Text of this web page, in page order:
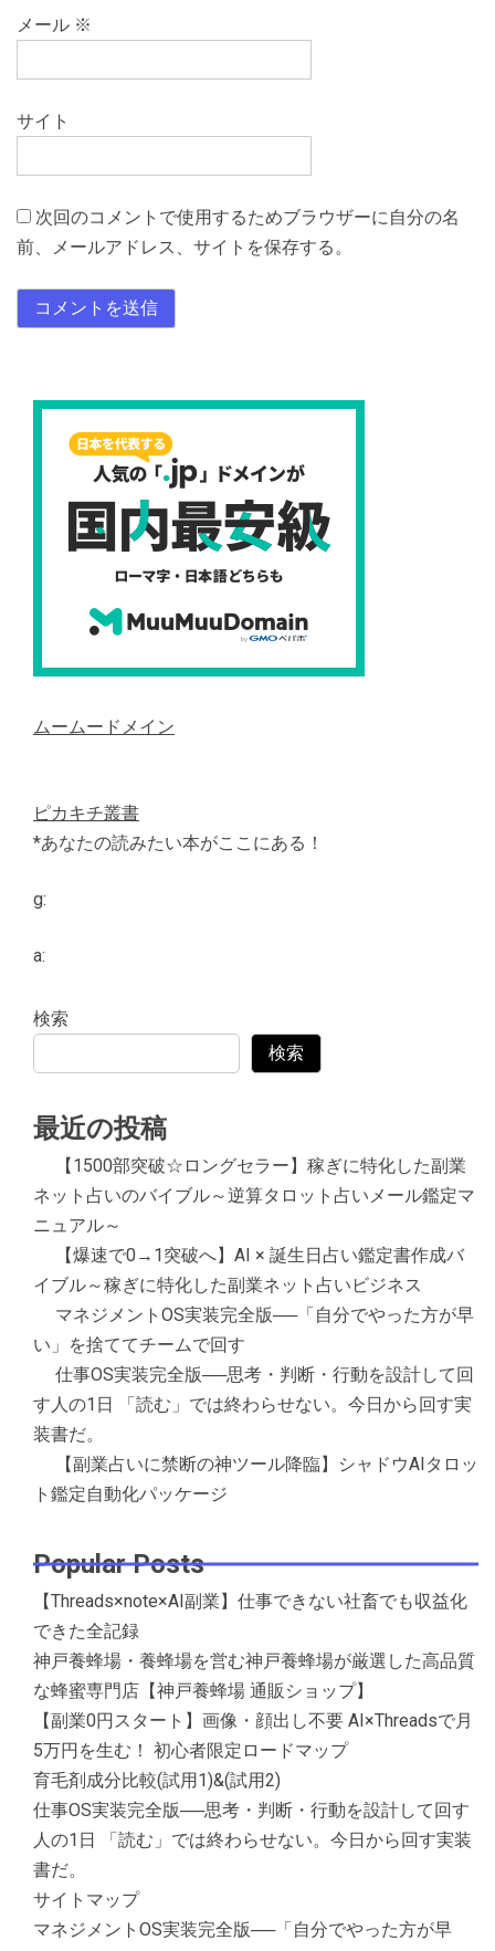
メール ※
サイト
次回のコメントで使用するためブラウザーに自分の名
前、メールアドレス、サイトを保存する。
ムームードメイン
ピカキチ叢書
*あなたの読みたい本がここにある！
g:
a:
検索
検索
最近の投稿
【1500部突破☆ロングセラー】稼ぎに特化した副業
ネット占いのバイブル～逆算タロット占いメール鑑定マ
ニュアル～
【爆速で0→1突破へ】AI × 誕生日占い鑑定書作成バ
イブル～稼ぎに特化した副業ネット占いビジネス
マネジメントOS実装完全版──「自分でやった方が早
い」を捨ててチームで回す
仕事OS実装完全版──思考・判断・行動を設計して回
す人の1日 「読む」では終わらせない。今日から回す実
装書だ。
【副業占いに禁断の神ツール降臨】シャドウAIタロッ
ト鑑定自動化パッケージ
Popular Posts
【Threads×note×AI副業】仕事できない社畜でも収益化
できた全記録
神戸養蜂場・養蜂場を営む神戸養蜂場が厳選した高品質
な蜂蜜専門店【神戸養蜂場 通販ショップ】
【副業0円スタート】画像・顔出し不要 AI×Threadsで月
5万円を生む！ 初心者限定ロードマップ
育毛剤成分比較(試用1)&(試用2)
仕事OS実装完全版──思考・判断・行動を設計して回す
人の1日 「読む」では終わらせない。今日から回す実装
書だ。
サイトマップ
マネジメントOS実装完全版──「自分でやった方が早